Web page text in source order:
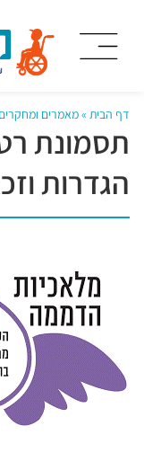
דף הבית »מאמרים ומחקרים
תסמונת
הגדרות